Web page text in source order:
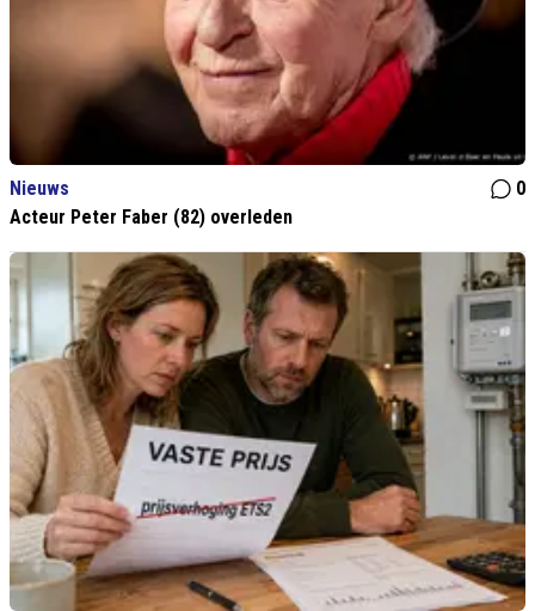
Nieuws
0
Acteur Peter Faber (82) overleden